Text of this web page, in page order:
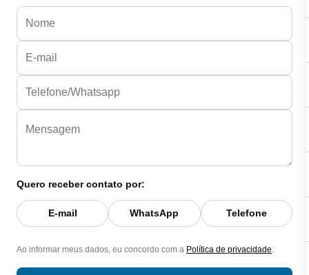
Quero receber contato por:
E-mail WhatsApp Telefone
Ao informar meus dados, eu concordo com a Política de privacidade